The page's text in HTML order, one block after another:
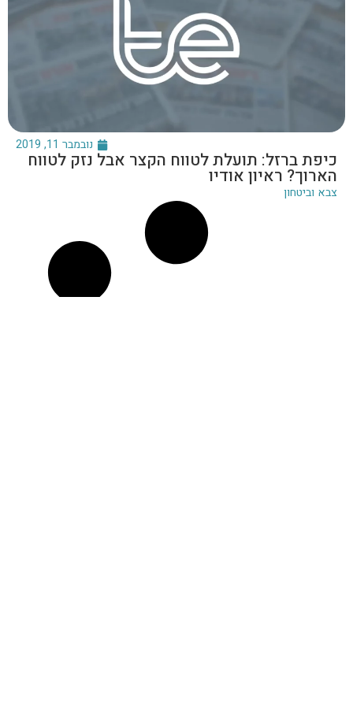
נובמבר 11, 2019
כיפת ברזל: תועלת לטווח הקצר אבל נזק לטווח
הארוך? ראיון אודיו
צבא וביטחון